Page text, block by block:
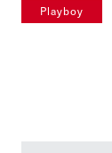
Playboy